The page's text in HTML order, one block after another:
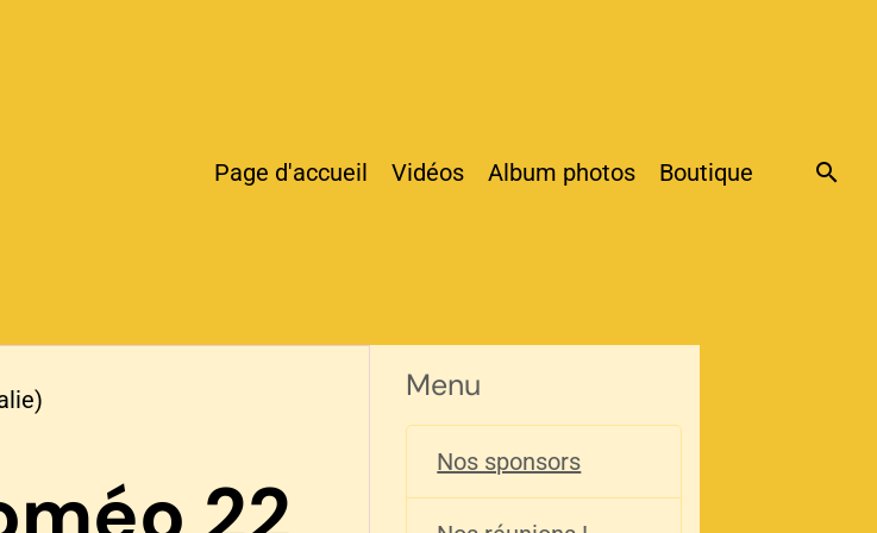
Page d'accueil Vidéos Album photos Boutique
Menu
Nos sponsors